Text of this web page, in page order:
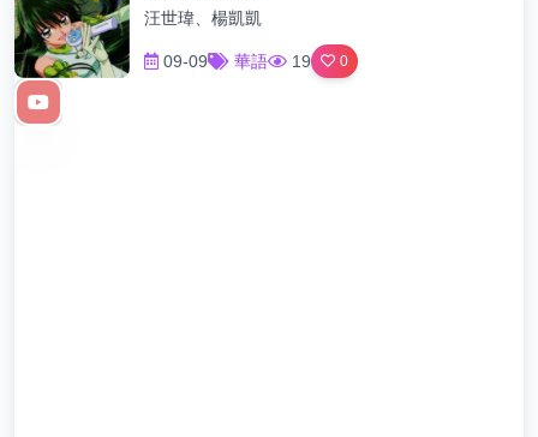
汪世瑋、楊凱凱
09-09 華語 19 0